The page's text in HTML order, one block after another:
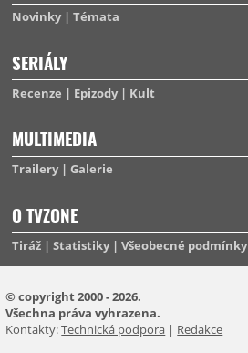
Novinky Témata
SERIÁLY
Recenze Epizody Kult
MULTIMEDIA
Trailery Galerie
O TVZONE
Tiráž Statistiky Všeobecné podmínky
© copyright 2000 - 2026.
Všechna práva vyhrazena.
Kontakty:Technická podpora | Redakce